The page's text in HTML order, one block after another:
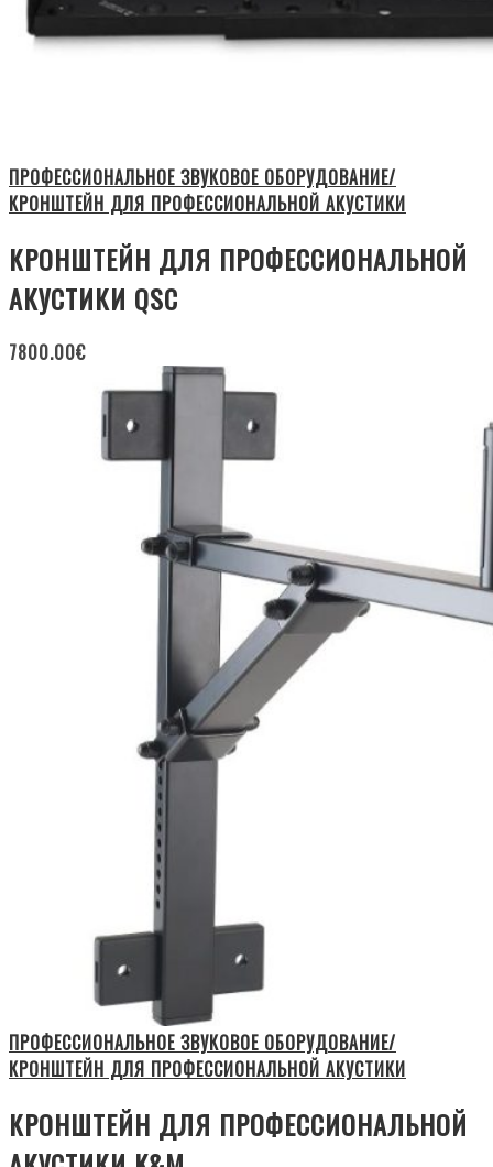
ПРОФЕССИОНАЛЬНОЕ ЗВУКОВОЕ ОБОРУДОВАНИЕ/
КРОНШТЕЙН ДЛЯ ПРОФЕССИОНАЛЬНОЙ АКУСТИКИ
КРОНШТЕЙН ДЛЯ ПРОФЕССИОНАЛЬНОЙ
АКУСТИКИ QSC
7800.00€
ПРОФЕССИОНАЛЬНОЕ ЗВУКОВОЕ ОБОРУДОВАНИЕ/
КРОНШТЕЙН ДЛЯ ПРОФЕССИОНАЛЬНОЙ АКУСТИКИ
КРОНШТЕЙН ДЛЯ ПРОФЕССИОНАЛЬНОЙ